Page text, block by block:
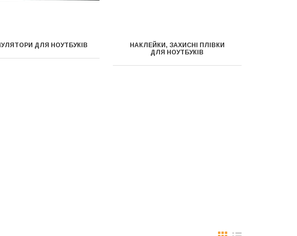
ДЛЯ НОУТБУКІВ
НАКЛЕЙКИ, ЗАХИСНІ ПЛІВКИ
ДЛЯ НОУТБУКІВ